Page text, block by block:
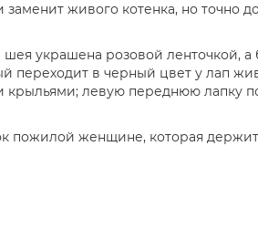
живого котенка, но точно
украшена розовой ленточкой,
в черный цвет у лап
крыльями; левую переднюю лапку
пожилой женщине, которая